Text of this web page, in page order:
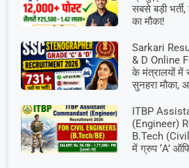
सबसे बड़ी
का मौका!
Sarkari
& D Online
के मंत्रालयों में
सुनहरा मौका,
ITBP
(Engineer)
B.Tech
में ग्रुप ‘A’